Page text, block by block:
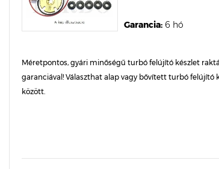
Garancia: 6 hó
Méretpontos, gyári minőségű turbó felújító készlet
garanciával! Választhat alap vagy bővített turbó felújító
között.